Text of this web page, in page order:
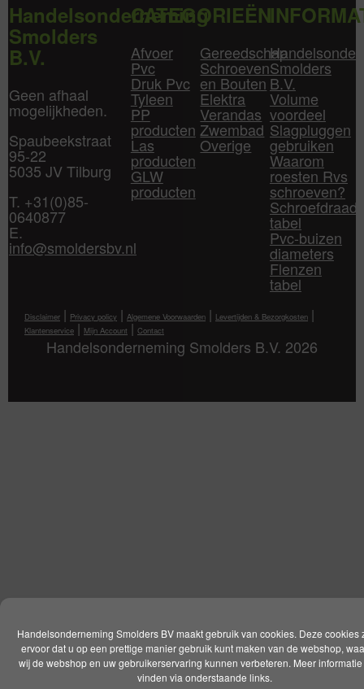
Handelsonderneming Smolders BV maakt gebruik van cookies. Deze cookies
ervoor dat u op een prettige manier gebruik kunt maken van de webshop,
wij de webshop en uw gebruikerservaring kunnen verbeteren. Meer
vinden via onderstaande links.
Handelsonderneming
Smolders
B.V.
Geen afhaal
mogelijkheden.
Spaubeekstraat
95-22
5035 JV Tilburg
T. +31(0)85-
0640877
E.
info@smoldersbv.nl
CATEGORIEËN
Afvoer
Pvc
Druk Pvc
Tyleen
PP
producten
Las
producten
GLW
producten
Gereedschap
Schroeven
en Bouten
Elektra
Verandas
Zwembad
Overige
Smolders
B.V.
Volume
voordeel
Slagpluggen
gebruiken
Waarom
roesten Rvs
schroeven?
Schroefdraad
tabel
Pvc-buizen
diameters
Flenzen
tabel
Disclaimer | Privacy policy | Algemene Voorwaarden | Levertijden & Bezorgkosten |
Klantenservice | Mijn Account | Contact
Handelsonderneming Smolders B.V. 2026